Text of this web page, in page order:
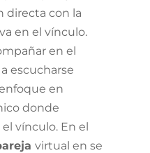
directa con la
en el vínculo.
en el
escucharse
en
donde
vínculo. En el
virtual en se